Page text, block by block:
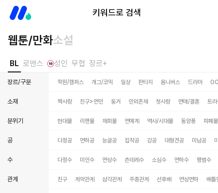
키워드로 검색
웹툰/만화소설
BL 로맨스 성인 무협 장르+
장르/구분 학원/캠퍼스 개그/코믹 일상 판타지 옴니버스 드라마
소재 짝사랑 친구>연인 동거 인외존재 첫사랑 연애/결혼 트
분위기 현대물 리맨물 재회물 연예계 역사/시대물 동양풍 피폐물
공 다정공 연하공 능글공 집착공 강공 대형견공 미남공
수 다정수 미인수 연상수 츤데레수 소심수 연하수 평범수
관계 친구 계약관계 삼각관계 주종관계 선후배 연상연하 배틀